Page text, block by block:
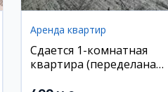
Аренда квартир
Сдается 1-комнатная
квартира (переделана